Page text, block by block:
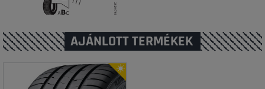
AJÁNLOTT TERMÉKEK